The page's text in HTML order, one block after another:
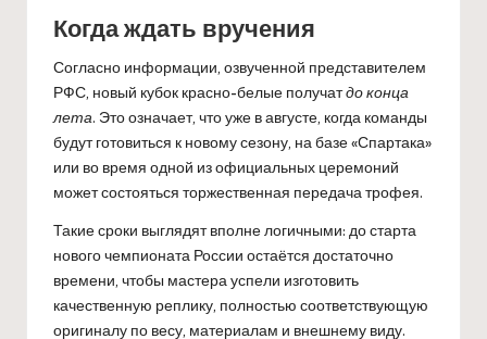
Когда ждать вручения
Согласно информации, озвученной представителем
РФС, новый кубок красно-белые получатдо конца
лета. Это означает, что уже в августе, когда команды
будут готовиться к новому сезону, на базе «Спартака»
или во время одной из официальных церемоний
может состояться торжественная передача трофея.
Такие сроки выглядят вполне логичными: до старта
нового чемпионата России остаётся достаточно
времени, чтобы мастера успели изготовить
качественную реплику, полностью соответствующую
оригиналу по весу, материалам и внешнему виду.